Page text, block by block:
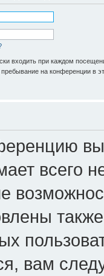
входить при каждом
на конференции в
всего
вам